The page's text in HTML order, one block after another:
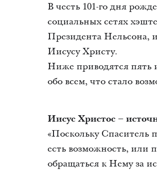
В честь 101-го дня
социальных сетях
Президента Нельсона,
Иисусу Христу.
Ниже приводятся пять
обо всем, что стало
Иисус Христос –
«Поскольку Спаситель
есть возможность, или
обращаться к Нему за